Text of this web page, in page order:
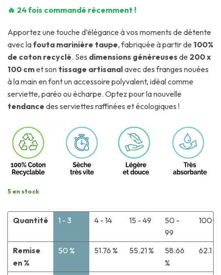
🔥 24 fois commandé récemment !
Apportez une touche d’élégance à vos moments de détente
avec lafouta marinière taupe, fabriquée à partir de 100%
de coton recyclé. Ses dimensions généreuses de 200 x
100 cmet son tissage artisanalavec des franges nouées
à la main en font un accessoire polyvalent, idéal comme
serviette, paréo ou écharpe. Optez pour la nouvelle
tendance des serviettes raffinées et écologiques !
5 en stock
Quantité
Remise
en %
1 - 3
50 %
4 - 14
51.76 %
15 - 49
55.21 %
50 -
99
58.66
%
100+
62.1 %